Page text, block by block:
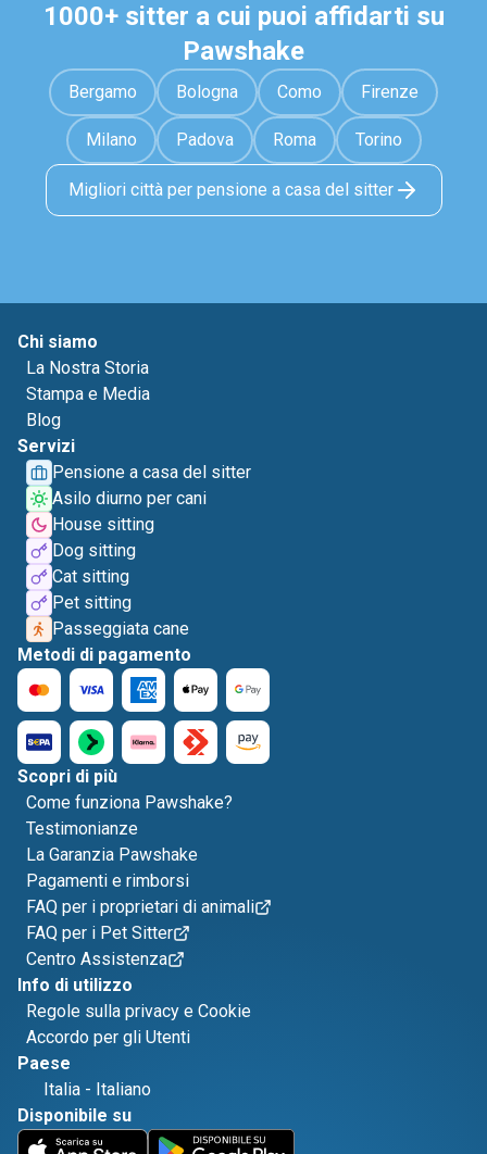
1000+ sitter a cui puoi affidarti su
Pawshake
Bergamo Bologna Como Firenze
Milano Padova Roma Torino
Migliori città per pensione a casa del sitter
Chi siamo
La Nostra Storia
Stampa e Media
Blog
Servizi
Pensione a casa del sitter
Asilo diurno per cani
House sitting
Dog sitting
Cat sitting
Pet sitting
Passeggiata cane
Metodi di pagamento
Scopri di più
Come funziona Pawshake?
Testimonianze
La Garanzia Pawshake
Pagamenti e rimborsi
FAQ per i proprietari di animali
FAQ per i Pet Sitter
Centro Assistenza
Info di utilizzo
Regole sulla privacy e Cookie
Accordo per gli Utenti
Paese
Italia - Italiano
Disponibile su